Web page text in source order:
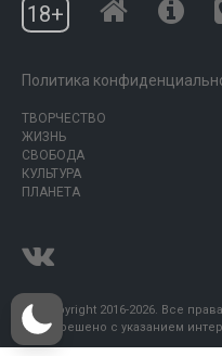
18+
Политика
ТВОРЧЕСТВО
ЖИЗНЬ
СВОБОДА
КУЛЬТУРА
ПЛАНЕТА
© Copyright 2016-2026. Все
разрешено с указанием